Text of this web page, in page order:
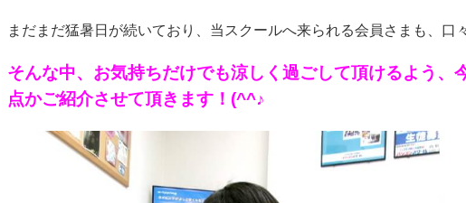
まだまだ猛暑日が続いており、当スクールへ来られる会員さまも、
そんな中、お気持ちだけでも涼しく過ごして頂けるよう
点かご紹介させて頂きます！(^^♪